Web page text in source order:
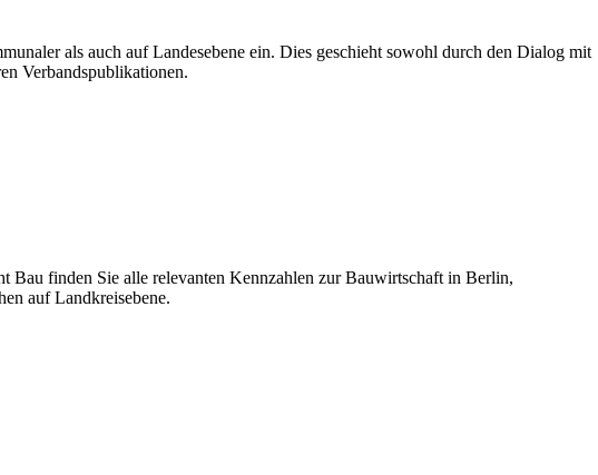
als auch auf Landesebene ein. Dies geschieht sowohl durch den Dialog mit
Verbandspublikationen.
Bau finden Sie alle relevanten Kennzahlen zur Bauwirtschaft in Berlin,
auf Landkreisebene.